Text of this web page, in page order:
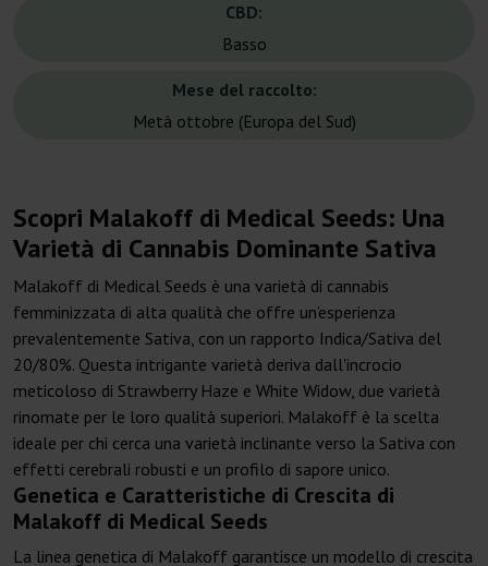
CBD:
Basso
Mese del raccolto:
Metà ottobre (Europa del Sud)
Scopri Malakoff di Medical Seeds: Una
Varietà di Cannabis Dominante Sativa
Malakoff di Medical Seeds è una varietà di cannabis
femminizzata di alta qualità che offre un’esperienza
prevalentemente Sativa, con un rapporto Indica/Sativa del
20/80%. Questa intrigante varietà deriva dall'incrocio
meticoloso di Strawberry Haze e White Widow, due varietà
rinomate per le loro qualità superiori. Malakoff è la scelta
ideale per chi cerca una varietà inclinante verso la Sativa con
effetti cerebrali robusti e un profilo di sapore unico.
Genetica e Caratteristiche di Crescita di
Malakoff di Medical Seeds
La linea genetica di Malakoff garantisce un modello di crescita